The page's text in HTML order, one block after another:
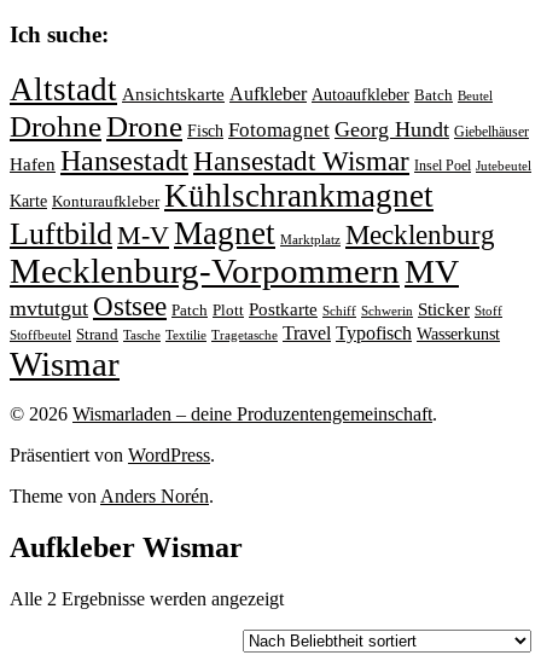
Ich suche:
Altstadt Ansichtskarte Aufkleber Autoaufkleber Batch Beutel
DrohneDrone Fisch Fotomagnet Georg Hundt Giebelhäuser
Hafen HansestadtHansestadt Wismar Insel Poel Jutebeutel
Karte Konturaufkleber Kühlschrankmagnet
LuftbildM-VMagnet Marktplatz Mecklenburg
Mecklenburg-VorpommernMV
mvtutgut Ostsee Patch Plott Postkarte Schiff Schwerin Sticker Stoff
Stoffbeutel Strand Tasche Textilie Tragetasche Travel Typofisch Wasserkunst
Wismar
© 2026 Wismarladen – deine Produzentengemeinschaft.
Präsentiert von WordPress.
Theme von Anders Norén.
Aufkleber Wismar
Alle 2 Ergebnisse werden angezeigtNach
sortiert